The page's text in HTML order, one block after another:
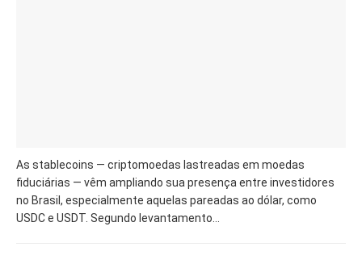
As stablecoins — criptomoedas lastreadas em moedas
fiduciárias — vêm ampliando sua presença entre investidores
no Brasil, especialmente aquelas pareadas ao dólar, como
USDC e USDT. Segundo levantamento...